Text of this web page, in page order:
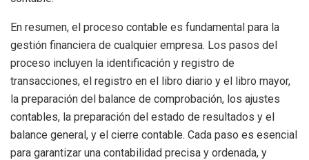
En resumen, el proceso contable es fundamental para la
gestión financiera de cualquier empresa. Los pasos del
proceso incluyen la identificación y registro de
transacciones, el registro en el libro diario y el libro mayor,
la preparación del balance de comprobación, los ajustes
contables, la preparación del estado de resultados y el
balance general, y el cierre contable. Cada paso es esencial
para garantizar una contabilidad precisa y ordenada, y